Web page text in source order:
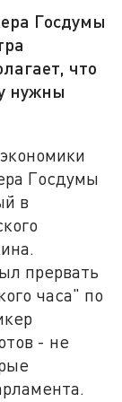
Госдумы
что
нужны
Госдумы
в
прервать
часа" по
- не